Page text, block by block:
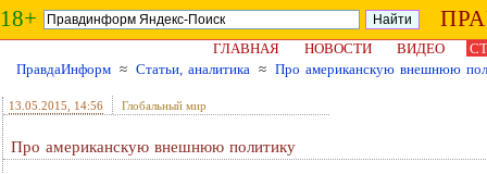
18+
ГЛАВНАЯ НОВОСТИ ВИДЕО
ПравдаИнформ ≈ Статьи, аналитика ≈ Про американскую внешнюю
13.05.2015 , 14:56 Глобальный мир
Про американскую внешнюю политику